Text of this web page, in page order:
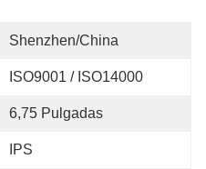
Shenzhen/China
ISO9001 / ISO14000
6,75 Pulgadas
IPS